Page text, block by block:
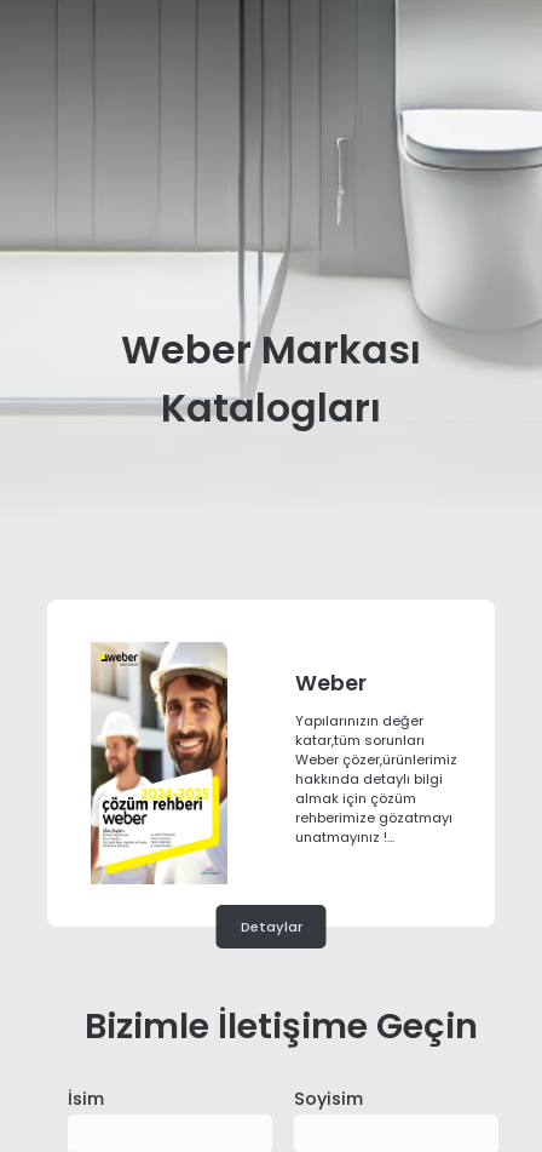
Weber Markası
Katalogları
Weber
Yapılarınızın değer
katar,tüm sorunları
Weber çözer,ürünlerimiz
hakkında detaylı bilgi
almak için çözüm
rehberimize gözatmayı
unatmayınız !...
Detaylar
Bizimle İletişime Geçin
İsim Soyisim